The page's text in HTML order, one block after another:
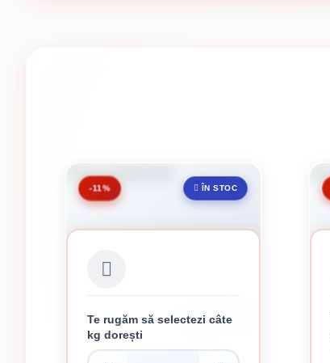
ÎN STOC
-11%
CUTIE DE 5 KG
CUIE SITA 40 MM
Te rugăm să selectezi câte
kg dorești